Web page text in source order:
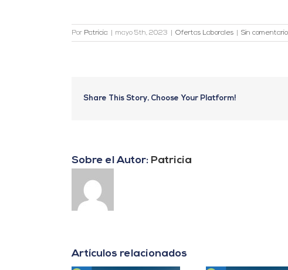
Por Patricia mayo 5th, 2023 Ofertas Laborales Sin
Share This Story, Choose Your Platform!
Sobre el Autor: Patricia
Artículos relacionados